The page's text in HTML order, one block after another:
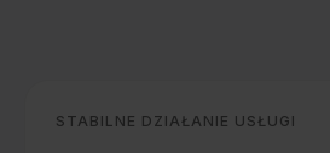
STABILNE DZIAŁANIE USŁUGI